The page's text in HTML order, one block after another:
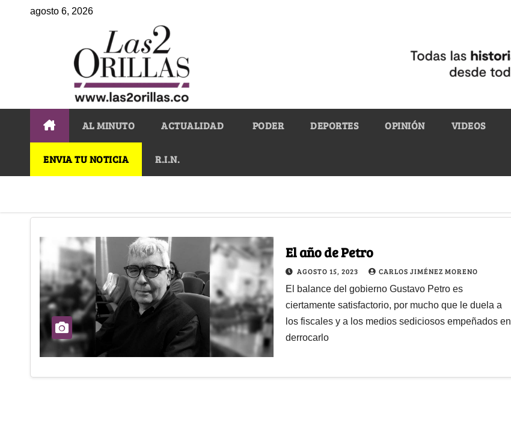
agosto 6, 2026
AL MINUTO ACTUALIDAD PODER DEPORTES OPINIÓN VIDEOS
ENVIA TU NOTICIA R.I.N.
El año de Petro
AGOSTO 15, 2023 CARLOS JIMÉNEZ MORENO
El balance del gobierno Gustavo Petro es
ciertamente satisfactorio, por mucho que le duela a
los fiscales y a los medios sediciosos empeñados en
derrocarlo